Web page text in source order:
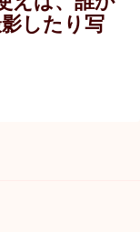
したり写